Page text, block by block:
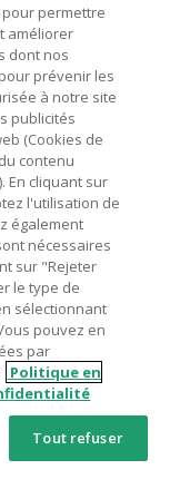
et hors frais de
uBlock, Pi-
commande.
revenir sur
de cashback
votre achat.
est le dernier lien
de finaliser votre
ou activités
de cashback sera
AU
Limited
permettre
améliorer
dont nos
prévenir les
à notre site
publicités
(Cookies de
contenu
En cliquant sur
l'utilisation de
également
nécessaires
sur "Rejeter
le type de
sélectionnant
pouvez en
par
Politique en
Tout refuser